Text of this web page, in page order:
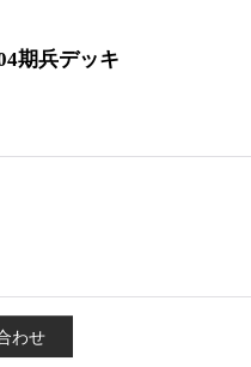
期兵デッキ
わせ